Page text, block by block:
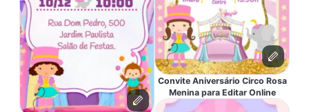
Convite Aniversário Circo Rosa
Menina para Editar Online